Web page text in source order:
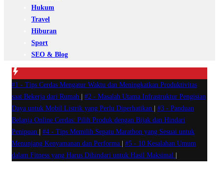
Hukum
Travel
Hiburan
Sport
SEO & Blog
#1 - Tips Cerdas Mengatur Waktu dan Meningkatkan Produktivitas
saat Bekerja dari Rumah
#2 - Masalah Utama Infrastruktur Pengisian
Daya untuk Mobil Listrik yang Perlu Diperhatikan
#3 - Panduan
Belanja Online Cerdas: Pilih Produk dengan Bijak dan Hindari
Penipuan
#4 - Tips Memilih Sepatu Marathon yang Sesuai untuk
Menunjang Kenyamanan dan Performa
#5 - 10 Kesalahan Umum
dalam Fitness yang Harus Dihindari untuk Hasil Maksimal